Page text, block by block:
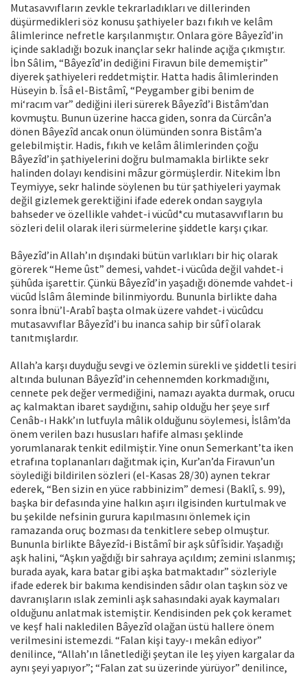
Mutasavvıfların zevkle tekrarladıkları ve dillerinden
düşürmedikleri söz konusu şathiyeler bazı fıkıh ve kelâm
âlimlerince nefretle karşılanmıştır. Onlara göre Bâyezîd’in
içinde sakladığı bozuk inançlar sekr halinde açığa çıkmıştır.
İbn Sâlim, “Bâyezîd’in dediğini Firavun bile dememiştir”
diyerek şathiyeleri reddetmiştir. Hatta hadis âlimlerinden
Hüseyin b. Îsâ el-Bistâmî, “Peygamber gibi benim de
mi‘racım var” dediğini ileri sürerek Bâyezîd’i Bistâm’dan
kovmuştu. Bunun üzerine hacca giden, sonra da Cürcân’a
dönen Bâyezîd ancak onun ölümünden sonra Bistâm’a
gelebilmiştir. Hadis, fıkıh ve kelâm âlimlerinden çoğu
Bâyezîd’in şathiyelerini doğru bulmamakla birlikte sekr
halinden dolayı kendisini mâzur görmüşlerdir. Nitekim İbn
Teymiyye, sekr halinde söylenen bu tür şathiyeleri yaymak
değil gizlemek gerektiğini ifade ederek ondan saygıyla
bahseder ve özellikle vahdet-i vücûd*cu mutasavvıfların bu
sözleri delil olarak ileri sürmelerine şiddetle karşı çıkar.
Bâyezîd’in Allah’ın dışındaki bütün varlıkları bir hiç olarak
görerek “Heme ûst” demesi, vahdet-i vücûda değil vahdet-i
şühûda işarettir. Çünkü Bâyezîd’in yaşadığı dönemde vahdet-i
vücûd İslâm âleminde bilinmiyordu. Bununla birlikte daha
sonra İbnü’l-Arabî başta olmak üzere vahdet-i vücûdcu
mutasavvıflar Bâyezîd’i bu inanca sahip bir sûfî olarak
tanıtmışlardır.
Allah’a karşı duyduğu sevgi ve özlemin sürekli ve şiddetli tesiri
altında bulunan Bâyezîd’in cehennemden korkmadığını,
cennete pek değer vermediğini, namazı ayakta durmak, orucu
aç kalmaktan ibaret saydığını, sahip olduğu her şeye sırf
Cenâb-ı Hakk’ın lutfuyla mâlik olduğunu söylemesi, İslâm’da
önem verilen bazı hususları hafife alması şeklinde
yorumlanarak tenkit edilmiştir. Yine onun Semerkant’ta iken
etrafına toplananları dağıtmak için, Kur’an’da Firavun’un
söylediği bildirilen sözleri (el-Kasas 28/30) aynen tekrar
ederek, “Ben sizin en yüce rabbinizim” demesi (Baklî, s. 99),
başka bir defasında yine halkın aşırı ilgisinden kurtulmak ve
bu şekilde nefsinin gurura kapılmasını önlemek için
ramazanda oruç bozması da tenkitlere sebep olmuştur.
Bununla birlikte Bâyezîd-i Bistâmî bir aşk sûfîsidir. Yaşadığı
aşk halini, “Aşkın yağdığı bir sahraya açıldım; zemini ıslanmış;
burada ayak, kara batar gibi aşka batmaktadır” sözleriyle
ifade ederek bir bakıma kendisinden sâdır olan taşkın söz ve
davranışların ıslak zeminli aşk sahasındaki ayak kaymaları
olduğunu anlatmak istemiştir. Kendisinden pek çok keramet
ve keşf hali nakledilen Bâyezîd olağan üstü hallere önem
verilmesini istemezdi. “Falan kişi tayy-ı mekân ediyor”
denilince, “Allah’ın lânetlediği şeytan ile leş yiyen kargalar da
aynı şeyi yapıyor”; “Falan zat su üzerinde yürüyor” denilince,